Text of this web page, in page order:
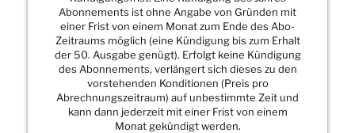
Abonnements ist ohne Angabe von Gründen mit
einer Frist von einem Monat zum Ende des Abo-
Zeitraums möglich (eine Kündigung bis zum Erhalt
der 50. Ausgabe genügt). Erfolgt keine Kündigung
des Abonnements, verlängert sich dieses zu den
vorstehenden Konditionen (Preis pro
Abrechnungszeitraum) auf unbestimmte Zeit und
kann dann jederzeit mit einer Frist von einem
Monat gekündigt werden.